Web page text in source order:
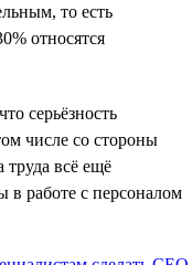
то есть
относятся
серьёзность
числе со стороны
всё ещё
в работе с персоналом